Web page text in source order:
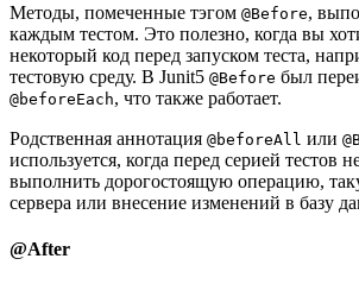
Методы, помеченные тэгом @Before,
каждым тестом. Это полезно, когда вы
некоторый код перед запуском теста,
тестовую среду. В Junit5 @Before был
@beforeEach, что также работает.
Родственная аннотация @beforeAll или
используется, когда перед серией тестов
выполнить дорогостоящую операцию,
сервера или внесение изменений в базу
@After